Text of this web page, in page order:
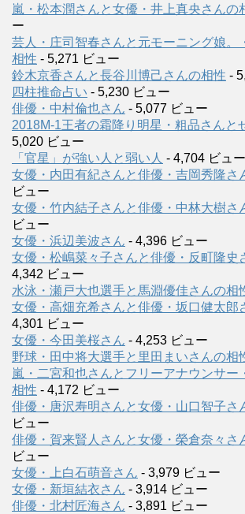
嵐・松本潤さんと女優・井上真央さんの
ー
芸人・庄司智春さんと元モーニング娘。
相性 - 5,271 ビュー
鈴木京香さんと長谷川博己さんの相性 -
四柱推命占い - 5,230 ビュー
俳優・中村倫也さん - 5,077 ビュー
2018M-1王者の霜降り明星・粗品さんと
5,020 ビュー
「官星」が強い人と弱い人 - 4,704 ビュー
女優・内田有紀さんと俳優・吉岡秀隆さ
ビュー
女優・竹内結子さんと俳優・中林大樹さ
ビュー
女優・浜辺美波さん - 4,396 ビュー
女優・松嶋菜々子さんと俳優・反町隆史
4,342 ビュー
水泳・瀬戸大也選手と馬淵優佳さんの相
女優・高畑充希さんと俳優・坂口健太郎
4,301 ビュー
女優・今田美桜さん - 4,253 ビュー
野球・田中将大選手と里田まいさんの相
嵐・二宮和也さんとフリーアナウンサー
相性 - 4,172 ビュー
俳優・唐沢寿明さんと女優・山口智子さ
ビュー
俳優・賀来賢人さんと女優・榮倉奈々さ
ビュー
女優・上白石萌音さん - 3,979 ビュー
女優・新垣結衣さん - 3,914 ビュー
俳優・北村匠海さん - 3,891 ビュー